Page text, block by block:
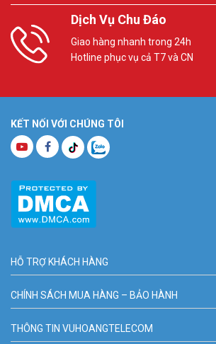
Dịch Vụ Chu Đáo
Giao hàng nhanh trong 24h
Hotline phục vụ cả T7 và CN
KẾT NỐI VỚI CHÚNG TÔI
HỖ TRỢ KHÁCH HÀNG
CHÍNH SÁCH MUA HÀNG – BẢO HÀNH
THÔNG TIN VUHOANGTELECOM